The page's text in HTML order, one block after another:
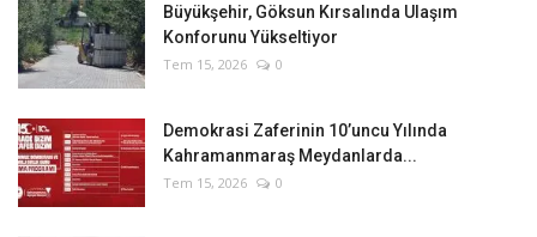
Büyükşehir, Göksun Kırsalında Ulaşım
Konforunu Yükseltiyor
Tem 15, 2026 0
Demokrasi Zaferinin 10’uncu Yılında
Kahramanmaraş Meydanlarda...
Tem 15, 2026 0